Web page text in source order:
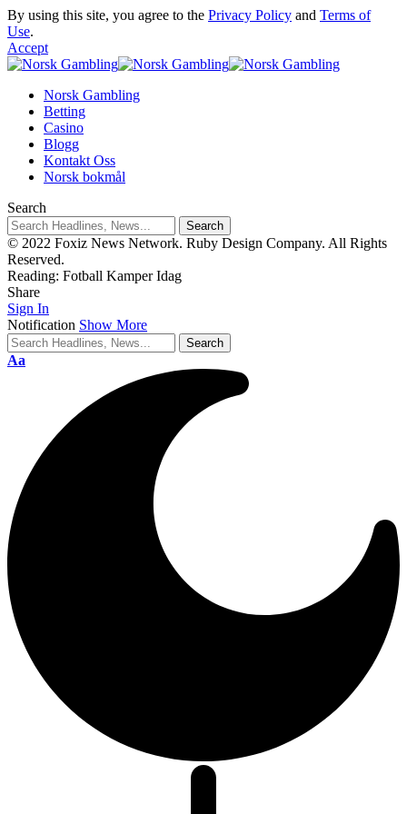
By using this site, you agree to the Privacy Policy and Terms of
Use.
Accept
Norsk Gambling
Betting
Casino
Blogg
Kontakt Oss
Norsk bokmål
Search
© 2022 Foxiz News Network. Ruby Design Company. All Rights
Reserved.
Reading: Fotball Kamper Idag
Share
Sign In
Notification Show More
Aa